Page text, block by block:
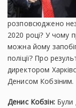
розповсюджено
2020 році? У чому
можна йому
поліції? Про
директором
Денисом Кобзіним.
Денис Кобзін:Були